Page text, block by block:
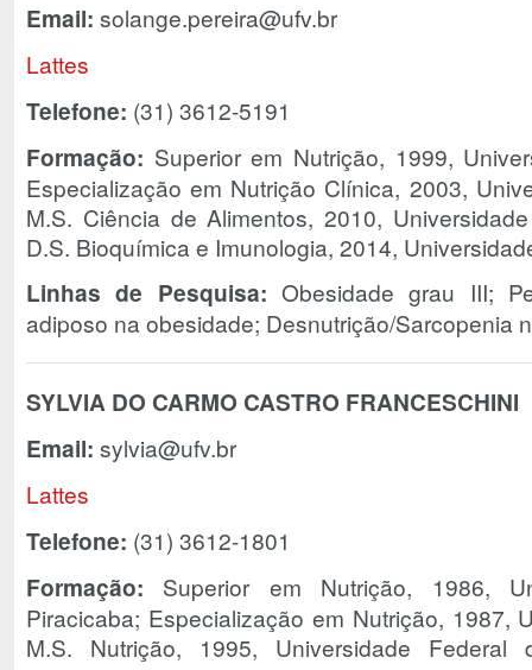
Email: solange.pereira@ufv.br
Lattes
Telefone: (31) 3612-5191
Formação: Superior em Nutrição, 1999,
Especialização em Nutrição Clínica, 2003,
M.S. Ciência de Alimentos, 2010,
D.S. Bioquímica e Imunologia, 2014,
Linhas de Pesquisa: Obesidade grau III;
adiposo na obesidade; Desnutrição/Sarcopenia
SYLVIA DO CARMO CASTRO FRANCESCHINI
Email: sylvia@ufv.br
Lattes
Telefone: (31) 3612-1801
Formação: Superior em Nutrição, 1986,
Piracicaba; Especialização em Nutrição, 1987,
M.S. Nutrição, 1995, Universidade Federal